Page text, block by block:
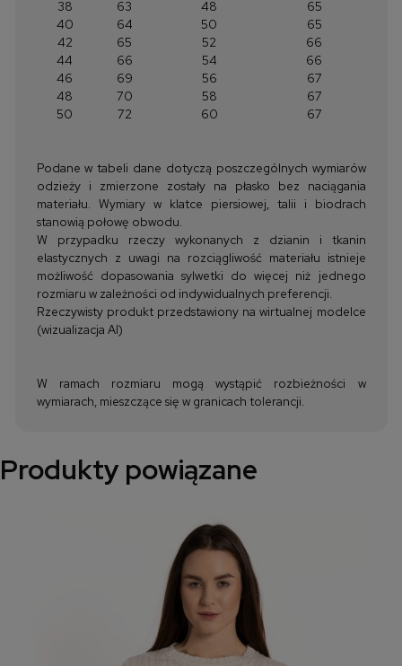
38 63 48
65
40
64 50
65
42
65 52
66
44
66 54
66
46
69 56
67
48
70 58
67
50
72 60 67
Podane w tabeli dane dotyczą poszczególnych wymiarów
odzieży i zmierzone zostały na płasko bez naciągania
materiału. Wymiary w klatce piersiowej, talii i biodrach
stanowią połowę obwodu.
W przypadku rzeczy wykonanych z dzianin i tkanin
elastycznych z uwagi na rozciągliwość materiału istnieje
możliwość dopasowania sylwetki do więcej niż jednego
rozmiaru w zależności od indywidualnych preferencji.
Rzeczywisty produkt przedstawiony na wirtualnej modelce
(wizualizacja AI)
W ramach rozmiaru mogą wystąpić rozbieżności w
wymiarach, mieszczące się w granicach tolerancji.
Produkty powiązane